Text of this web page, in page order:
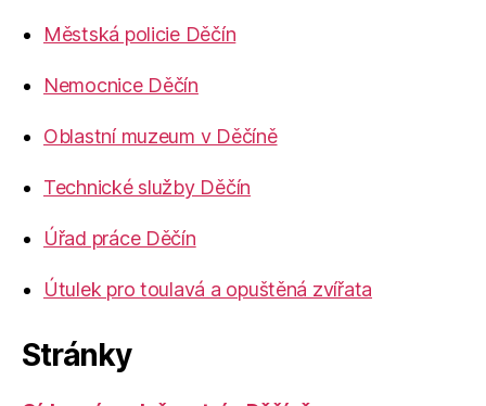
Městská policie Děčín
Nemocnice Děčín
Oblastní muzeum v Děčíně
Technické služby Děčín
Úřad práce Děčín
Útulek pro toulavá a opuštěná zvířata
Stránky